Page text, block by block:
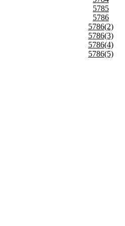
5785
5786
5786(2)
5786(3)
5786(4)
5786(5)